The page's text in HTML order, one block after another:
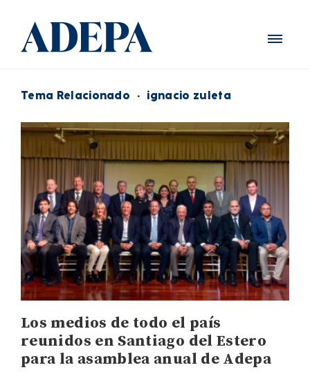
Tema Relacionado · ignacio zuleta
Los medios de todo el país
reunidos en Santiago del Estero
para la asamblea anual de Adepa